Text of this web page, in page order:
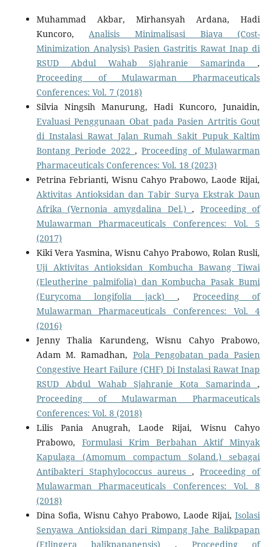
Muhammad Akbar, Mirhansyah Ardana, Hadi
Kuncoro, Analisis Minimalisasi Biaya (Cost-
Minimization Analysis) Pasien Gastritis Rawat Inap di
RSUD Abdul Wahab Sjahranie Samarinda,
Proceeding of Mulawarman Pharmaceuticals
Conferences: Vol. 7 (2018)
Silvia Ningsih Manurung, Hadi Kuncoro, Junaidin,
Evaluasi Penggunaan Obat pada Pasien Artritis Gout
di Instalasi Rawat Jalan Rumah Sakit Pupuk Kaltim
Bontang Periode 2022 ,Proceeding of Mulawarman
Pharmaceuticals Conferences: Vol. 18 (2023)
Petrina Febrianti, Wisnu Cahyo Prabowo, Laode Rijai,
Aktivitas Antioksidan dan Tabir Surya Ekstrak Daun
Afrika (Vernonia amygdalina Del.), Proceeding of
Mulawarman Pharmaceuticals Conferences: Vol. 5
(2017)
Kiki Vera Yasmina, Wisnu Cahyo Prabowo, Rolan Rusli,
Uji Aktivitas Antioksidan Kombucha Bawang Tiwai
(Eleutherine palmifolia) dan Kombucha Pasak Bumi
(Eurycoma longifolia jack), Proceeding of
Mulawarman Pharmaceuticals Conferences: Vol. 4
(2016)
Jenny Thalia Karundeng, Wisnu Cahyo Prabowo,
Adam M. Ramadhan, Pola Pengobatan pada Pasien
Congestive Heart Failure (CHF) Di Instalasi Rawat Inap
RSUD Abdul Wahab Sjahranie Kota Samarinda,
Proceeding of Mulawarman Pharmaceuticals
Conferences: Vol. 8 (2018)
Lilis Pania Anugrah, Laode Rijai, Wisnu Cahyo
Prabowo, Formulasi Krim Berbahan Aktif Minyak
Kapulaga (Amomum compactum Soland.) sebagai
Antibakteri Staphylococcus aureus ,Proceeding of
Mulawarman Pharmaceuticals Conferences: Vol. 8
(2018)
Dina Sofia, Wisnu Cahyo Prabowo, Laode Rijai,Isolasi
Senyawa Antioksidan dari Rimpang Jahe Balikpapan
(Etlingera balikpapanensis) , Proceeding of